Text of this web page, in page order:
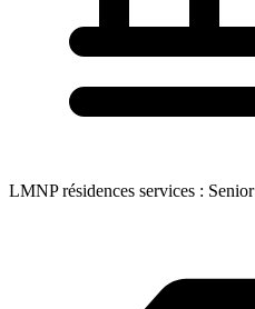
LMNP résidences services : Senior